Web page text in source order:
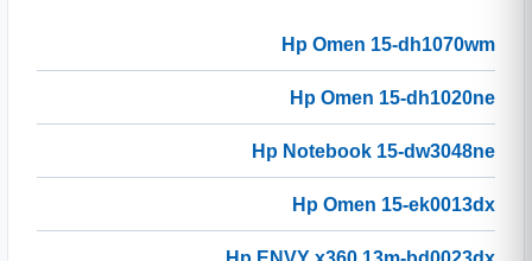
Hp Omen 15-dh1070wm
Hp Omen 15-dh1020ne
Hp Notebook 15-dw3048ne
Hp Omen 15-ek0013dx